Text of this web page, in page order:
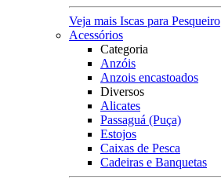
Veja mais Iscas para Pesqueiro
Acessórios
Categoria
Anzóis
Anzois encastoados
Diversos
Alicates
Passaguá (Puça)
Estojos
Caixas de Pesca
Cadeiras e Banquetas